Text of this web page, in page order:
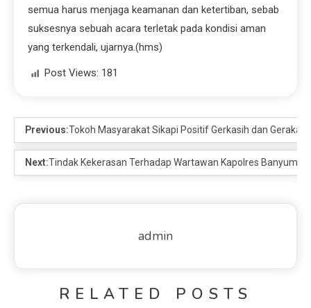
semua harus menjaga keamanan dan ketertiban, sebab
suksesnya sebuah acara terletak pada kondisi aman
yang terkendali, ujarnya.(hms)
Post Views: 181
Previous:Tokoh Masyarakat Sikapi Positif Gerkasih dan Gerakan
Next:Tindak Kekerasan Terhadap Wartawan Kapolres
admin
RELATED POSTS